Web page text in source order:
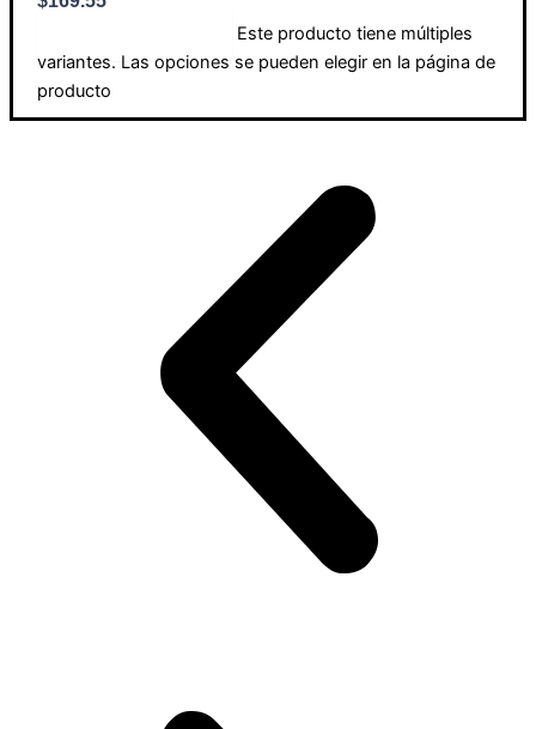
Este producto tiene múltiples
variantes. Las opciones se pueden elegir en la página de
producto